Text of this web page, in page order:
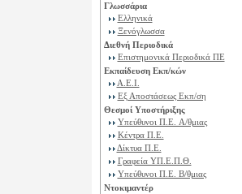
Γλωσσάρια
Ελληνικά
Ξενόγλωσσα
Διεθνή Περιοδικά
Επιστημονικά Περιοδικά ΠΕ
Εκπαίδευση Εκπ/κών
Α.Ε.Ι.
Εξ Αποστάσεως Εκπ/ση
Θεσμοί Υποστήριξης
Υπεύθυνοι Π.Ε. A/θμιας
Κέντρα Π.Ε.
Δίκτυα Π.Ε.
Γραφεία ΥΠ.Ε.Π.Θ.
Υπεύθυνοι Π.Ε. B/θμιας
Ντοκιμαντέρ